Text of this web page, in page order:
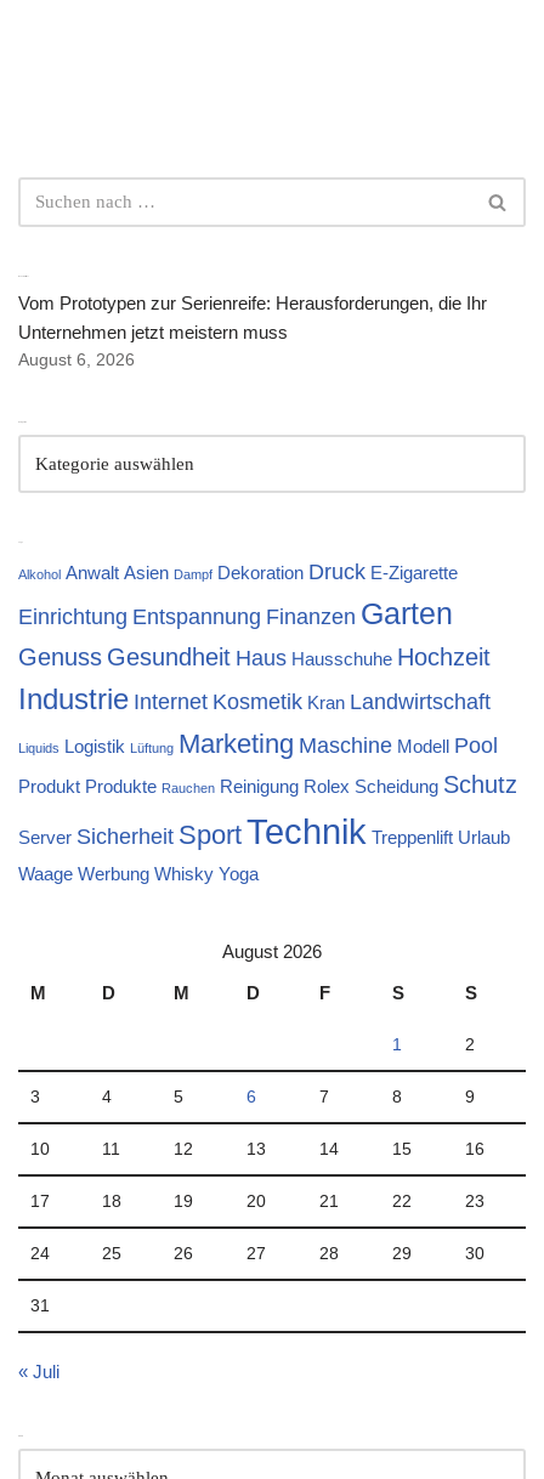
Vom Prototypen zur Serienreife: Herausforderungen, die Ihr
Unternehmen jetzt meistern muss
August 6, 2026
Alkohol Anwalt Asien Dampf Dekoration Druck E-Zigarette
Einrichtung Entspannung Finanzen Garten
Genuss Gesundheit Haus Hausschuhe Hochzeit
Industrie Internet Kosmetik Kran Landwirtschaft
Liquids Logistik Lüftung Marketing Maschine Modell Pool
Produkt Produkte Rauchen Reinigung Rolex Scheidung Schutz
Server Sicherheit SportTechnik Treppenlift Urlaub
Waage Werbung Whisky Yoga
August 2026
M
D M D F S S
1 2
3 4 5 6 7 8 9
10 11 12 13 14 15 16
17 18 19 20 21 22 23
24 25 26 27 28 29 30
31
« Juli